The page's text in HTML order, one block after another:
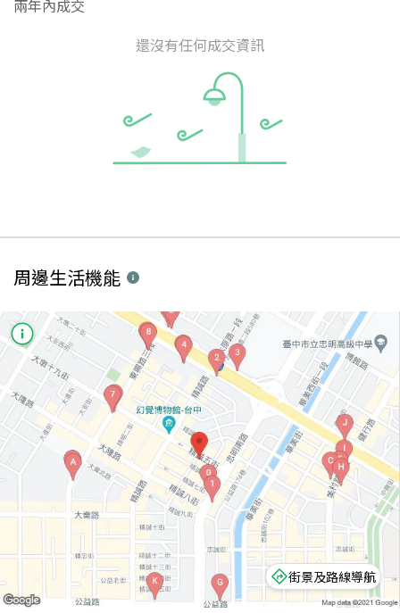
兩年內成交
還沒有任何成交資訊
周邊生活機能
街景及路線導航